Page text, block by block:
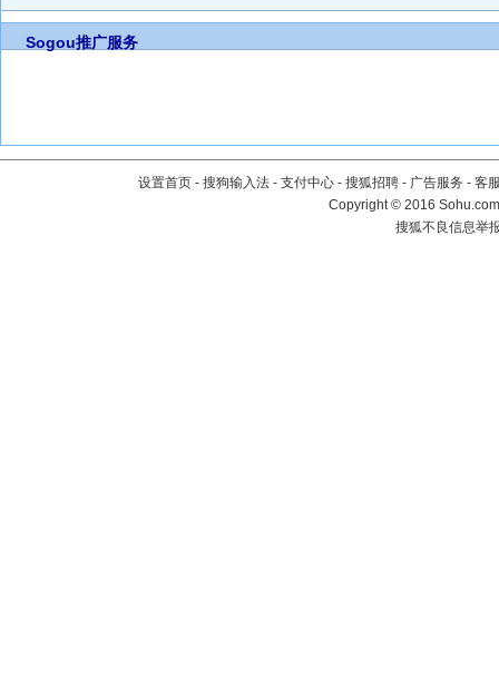
Sogou推广服务
设置首页 - 搜狗输入法 - 支付中心 - 搜狐招聘 - 广告服务 - 客
Copyright©2016
搜狐不良信息举